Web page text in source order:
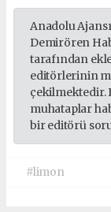
Anadolu
Demirören
tarafından
editörlerinin
çekilmektedir.
muhataplar
bir editörü
#limon